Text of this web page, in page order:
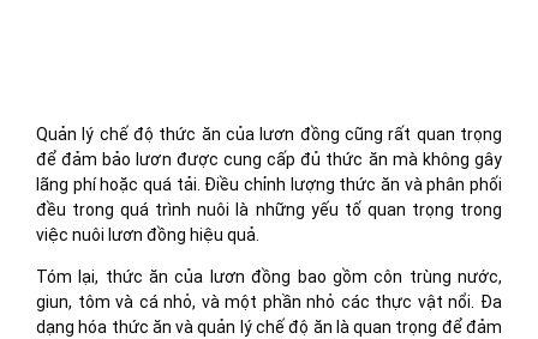
Quản lý chế độ thức ăn của lươn đồng cũng rất quan trọng
để đảm bảo lươn được cung cấp đủ thức ăn mà không gây
lãng phí hoặc quá tải. Điều chỉnh lượng thức ăn và phân phối
đều trong quá trình nuôi là những yếu tố quan trọng trong
việc nuôi lươn đồng hiệu quả.
Tóm lại, thức ăn của lươn đồng bao gồm côn trùng nước,
giun, tôm và cá nhỏ, và một phần nhỏ các thực vật nổi. Đa
dạng hóa thức ăn và quản lý chế độ ăn là quan trọng để đảm